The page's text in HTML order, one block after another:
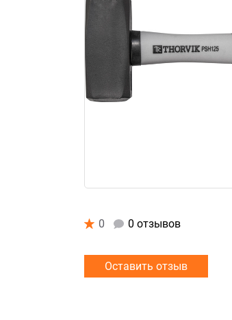
0 0 отзывов
Оставить отзыв